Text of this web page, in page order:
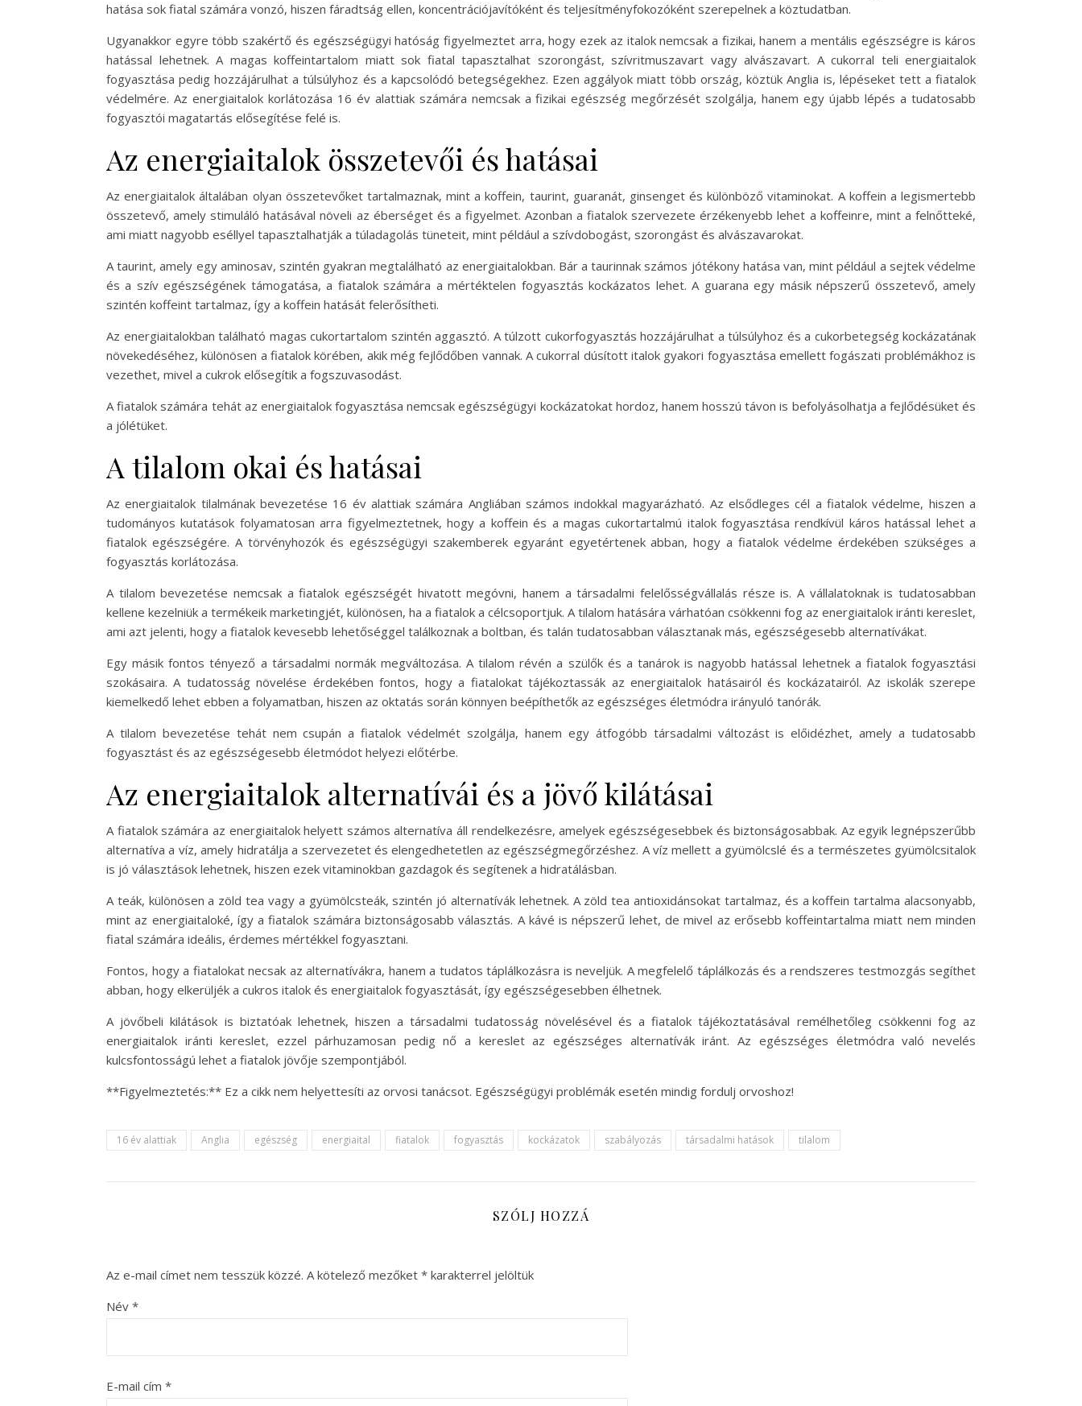
hatása sok fiatal számára vonzó, hiszen fáradtság ellen, koncentrációjavítóként és teljesítményfokozóként szerepelnek a köztudatban.
Ugyanakkor egyre több szakértő és egészségügyi hatóság figyelmeztet arra, hogy ezek az italok nemcsak a fizikai, hanem a mentális egészségre is káros
hatással lehetnek. A magas koffeintartalom miatt sok fiatal tapasztalhat szorongást, szívritmuszavart vagy alvászavart. A cukorral teli energiaitalok
fogyasztása pedig hozzájárulhat a túlsúlyhoz és a kapcsolódó betegségekhez. Ezen aggályok miatt több ország, köztük Anglia is, lépéseket tett a fiatalok
védelmére. Az energiaitalok korlátozása 16 év alattiak számára nemcsak a fizikai egészség megőrzését szolgálja, hanem egy újabb lépés a tudatosabb
fogyasztói magatartás elősegítése felé is.
Az energiaitalok összetevői és hatásai
Az energiaitalok általában olyan összetevőket tartalmaznak, mint a koffein, taurint, guaranát, ginsenget és különböző vitaminokat. A koffein a legismertebb
összetevő, amely stimuláló hatásával növeli az éberséget és a figyelmet. Azonban a fiatalok szervezete érzékenyebb lehet a koffeinre, mint a felnőtteké,
ami miatt nagyobb eséllyel tapasztalhatják a túladagolás tüneteit, mint például a szívdobogást, szorongást és alvászavarokat.
A taurint, amely egy aminosav, szintén gyakran megtalálható az energiaitalokban. Bár a taurinnak számos jótékony hatása van, mint például a sejtek védelme
és a szív egészségének támogatása, a fiatalok számára a mértéktelen fogyasztás kockázatos lehet. A guarana egy másik népszerű összetevő, amely
szintén koffeint tartalmaz, így a koffein hatását felerősítheti.
Az energiaitalokban található magas cukortartalom szintén aggasztó. A túlzott cukorfogyasztás hozzájárulhat a túlsúlyhoz és a cukorbetegség kockázatának
növekedéséhez, különösen a fiatalok körében, akik még fejlődőben vannak. A cukorral dúsított italok gyakori fogyasztása emellett fogászati problémákhoz is
vezethet, mivel a cukrok elősegítik a fogszuvasodást.
A fiatalok számára tehát az energiaitalok fogyasztása nemcsak egészségügyi kockázatokat hordoz, hanem hosszú távon is befolyásolhatja a fejlődésüket és
a jólétüket.
A tilalom okai és hatásai
Az energiaitalok tilalmának bevezetése 16 év alattiak számára Angliában számos indokkal magyarázható. Az elsődleges cél a fiatalok védelme, hiszen a
tudományos kutatások folyamatosan arra figyelmeztetnek, hogy a koffein és a magas cukortartalmú italok fogyasztása rendkívül káros hatással lehet a
fiatalok egészségére. A törvényhozók és egészségügyi szakemberek egyaránt egyetértenek abban, hogy a fiatalok védelme érdekében szükséges a
fogyasztás korlátozása.
A tilalom bevezetése nemcsak a fiatalok egészségét hivatott megóvni, hanem a társadalmi felelősségvállalás része is. A vállalatoknak is tudatosabban
kellene kezelniük a termékeik marketingjét, különösen, ha a fiatalok a célcsoportjuk. A tilalom hatására várhatóan csökkenni fog az energiaitalok iránti kereslet,
ami azt jelenti, hogy a fiatalok kevesebb lehetőséggel találkoznak a boltban, és talán tudatosabban választanak más, egészségesebb alternatívákat.
Egy másik fontos tényező a társadalmi normák megváltozása. A tilalom révén a szülők és a tanárok is nagyobb hatással lehetnek a fiatalok fogyasztási
szokásaira. A tudatosság növelése érdekében fontos, hogy a fiatalokat tájékoztassák az energiaitalok hatásairól és kockázatairól. Az iskolák szerepe
kiemelkedő lehet ebben a folyamatban, hiszen az oktatás során könnyen beépíthetők az egészséges életmódra irányuló tanórák.
A tilalom bevezetése tehát nem csupán a fiatalok védelmét szolgálja, hanem egy átfogóbb társadalmi változást is előidézhet, amely a tudatosabb
fogyasztást és az egészségesebb életmódot helyezi előtérbe.
Az energiaitalok alternatívái és a jövő kilátásai
A fiatalok számára az energiaitalok helyett számos alternatíva áll rendelkezésre, amelyek egészségesebbek és biztonságosabbak. Az egyik legnépszerűbb
alternatíva a víz, amely hidratálja a szervezetet és elengedhetetlen az egészségmegőrzéshez. A víz mellett a gyümölcslé és a természetes gyümölcsitalok
is jó választások lehetnek, hiszen ezek vitaminokban gazdagok és segítenek a hidratálásban.
A teák, különösen a zöld tea vagy a gyümölcsteák, szintén jó alternatívák lehetnek. A zöld tea antioxidánsokat tartalmaz, és a koffein tartalma alacsonyabb,
mint az energiaitaloké, így a fiatalok számára biztonságosabb választás. A kávé is népszerű lehet, de mivel az erősebb koffeintartalma miatt nem minden
fiatal számára ideális, érdemes mértékkel fogyasztani.
Fontos, hogy a fiatalokat necsak az alternatívákra, hanem a tudatos táplálkozásra is neveljük. A megfelelő táplálkozás és a rendszeres testmozgás segíthet
abban, hogy elkerüljék a cukros italok és energiaitalok fogyasztását, így egészségesebben élhetnek.
A jövőbeli kilátások is biztatóak lehetnek, hiszen a társadalmi tudatosság növelésével és a fiatalok tájékoztatásával remélhetőleg csökkenni fog az
energiaitalok iránti kereslet, ezzel párhuzamosan pedig nő a kereslet az egészséges alternatívák iránt. Az egészséges életmódra való nevelés
kulcsfontosságú lehet a fiatalok jövője szempontjából.
**Figyelmeztetés:** Ez a cikk nem helyettesíti az orvosi tanácsot. Egészségügyi problémák esetén mindig fordulj orvoshoz!
16 év alattiak Anglia egészség energiaital fiatalok fogyasztás kockázatok szabályozás társadalmi hatások tilalom
SZÓLJ HOZZÁ
Az e-mail címet nem tesszük közzé. A kötelező mezőket * karakterrel jelöltük
Név *
E-mail cím *